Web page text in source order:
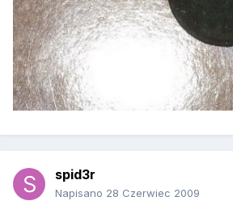
spid3r
Napisano 28 Czerwiec 2009